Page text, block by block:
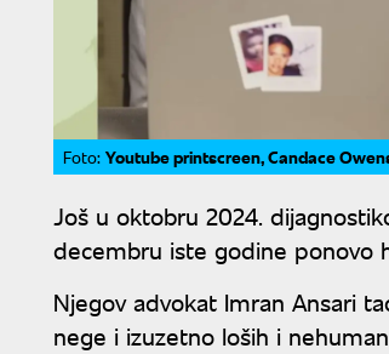
Foto: Youtube printscreen, Candace
Još u oktobru 2024.
decembru iste godine ponovo
Njegov advokat Imran Ansari
nege i izuzetno loših i